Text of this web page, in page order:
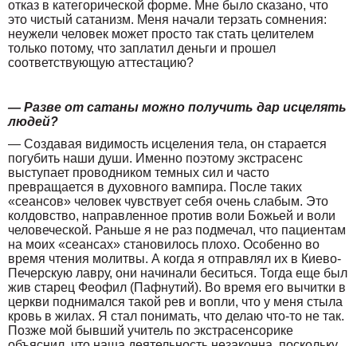
отказ в категорической форме. Мне было сказано, что
это чистый сатанизм. Меня начали терзать сомнения:
неужели человек может просто так стать целителем
только потому, что заплатил деньги и прошел
соответствующую аттестацию?
— Разве от сатаны можно получить дар исцелять
людей?
— Создавая видимость исцеления тела, он старается
погубить наши души. Именно поэтому экстрасенс
выступает проводником темных сил и часто
превращается в духовного вампира. После таких
«сеансов» человек чувствует себя очень слабым. Это
колдовство, направленное против воли Божьей и воли
человеческой. Раньше я не раз подмечал, что пациентам
на моих «сеансах» становилось плохо. Особенно во
время чтения молитвы. А когда я отправлял их в Киево-
Печерскую лавру, они начинали беситься. Тогда еще был
жив старец Феофил (Пафнутий). Во время его вычитки в
церкви поднимался такой рев и вопли, что у меня стыла
кровь в жилах. Я стал понимать, что делаю что-то не так.
Позже мой бывший учитель по экстрасенсорике